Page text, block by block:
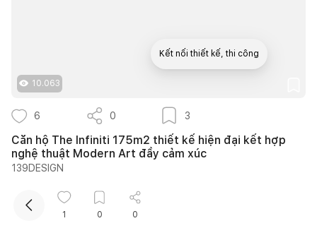
10.063
6 0 3
Căn hộ The Infiniti 175m2 thiết kế hiện đại kết hợp
nghệ thuật Modern Art đầy cảm xúc
139DESIGN
1 0 0
Kết nối thiết kế, thi công